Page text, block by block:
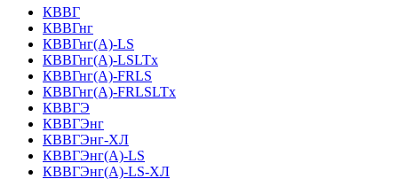
КВВГ
КВВГнг
КВВГнг(А)-LS
КВВГнг(А)-LSLTx
КВВГнг(А)-FRLS
КВВГнг(А)-FRLSLTx
КВВГЭ
КВВГЭнг
КВВГЭнг-ХЛ
КВВГЭнг(А)-LS
КВВГЭнг(А)-LS-ХЛ